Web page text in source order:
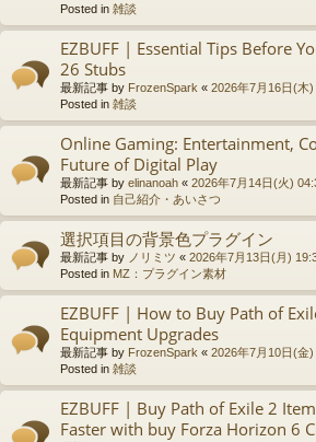
Posted in 雑談
EZBUFF | Essential Tips Before
26 Stubs
最新記事 by FrozenSpark « 2026年7月16日(木)
Posted in 雑談
Online Gaming: Entertainment,
Future of Digital Play
最新記事 by elinanoah « 2026年7月14日(火)
Posted in 自己紹介・あいさつ
選択項目の背景色プラグイン
最新記事 by ノリミツ « 2026年7月13日(月)
Posted in MZ：プラグイン素材
EZBUFF | How to Buy Path of
Equipment Upgrades
最新記事 by FrozenSpark « 2026年7月10日(金)
Posted in 雑談
EZBUFF | Buy Path of Exile 2
Faster with buy Forza Horizon 6